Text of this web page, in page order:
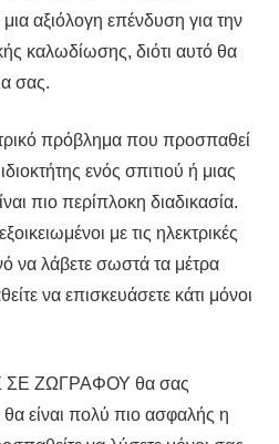
μια αξιόλογη επένδυση για την
καλωδίωσης, διότι αυτό θα
σας.
πρόβλημα που προσπαθεί
ενός σπιτιού ή μιας
πιο περίπλοκη διαδικασία.
με τις ηλεκτρικές
να λάβετε σωστά τα μέτρα
να επισκευάσετε κάτι μόνοι
ΖΩΓΡΑΦΟΥ θα σας
θα είναι πολύ πιο ασφαλής η